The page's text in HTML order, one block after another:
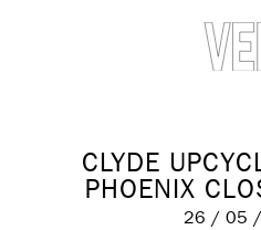
CLYDE
PHOENIX
26 / 05